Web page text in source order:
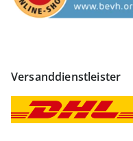
Versanddienstleister